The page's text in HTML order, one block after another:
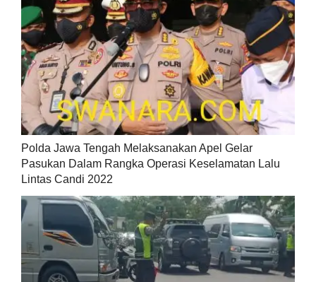
Polda Jawa Tengah Melaksanakan Apel Gelar
Pasukan Dalam Rangka Operasi Keselamatan Lalu
Lintas Candi 2022